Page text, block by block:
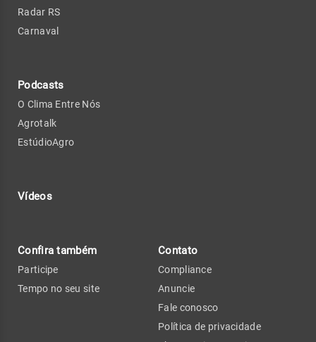
Radar RS
Carnaval
Podcasts
O Clima Entre Nós
Agrotalk
EstúdioAgro
Vídeos
Confira também
Participe
Tempo no seu site
Contato
Compliance
Anuncie
Fale conosco
Política de privacidade